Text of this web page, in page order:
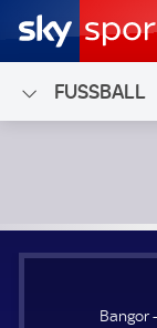
FUSSBALL
Bangor